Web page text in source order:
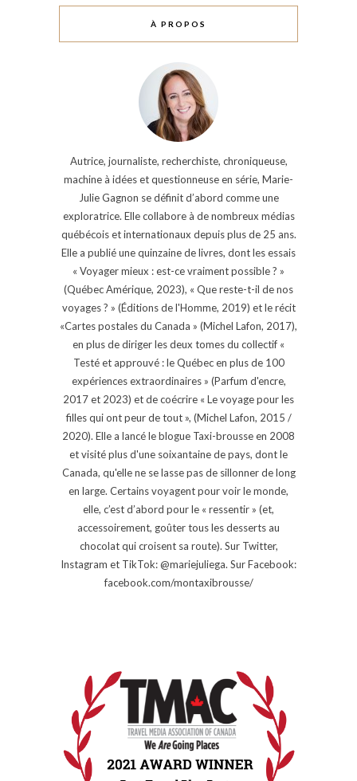
À PROPOS
Autrice, journaliste, recherchiste, chroniqueuse,
machine à idées et questionneuse en série, Marie-
Julie Gagnon se définit d’abord comme une
exploratrice. Elle collabore à de nombreux médias
québécois et internationaux depuis plus de 25 ans.
Elle a publié une quinzaine de livres, dont les essais
« Voyager mieux : est-ce vraiment possible ? »
(Québec Amérique, 2023), « Que reste-t-il de nos
voyages ? » (Éditions de l'Homme, 2019) et le récit
«Cartes postales du Canada » (Michel Lafon, 2017),
en plus de diriger les deux tomes du collectif «
Testé et approuvé : le Québec en plus de 100
expériences extraordinaires » (Parfum d'encre,
2017 et 2023) et de coécrire « Le voyage pour les
filles qui ont peur de tout », (Michel Lafon, 2015 /
2020). Elle a lancé le blogue Taxi-brousse en 2008
et visité plus d'une soixantaine de pays, dont le
Canada, qu'elle ne se lasse pas de sillonner de long
en large. Certains voyagent pour voir le monde,
elle, c’est d’abord pour le « ressentir » (et,
accessoirement, goûter tous les desserts au
chocolat qui croisent sa route). Sur Twitter,
Instagram et TikTok: @mariejuliega. Sur Facebook:
facebook.com/montaxibrousse/